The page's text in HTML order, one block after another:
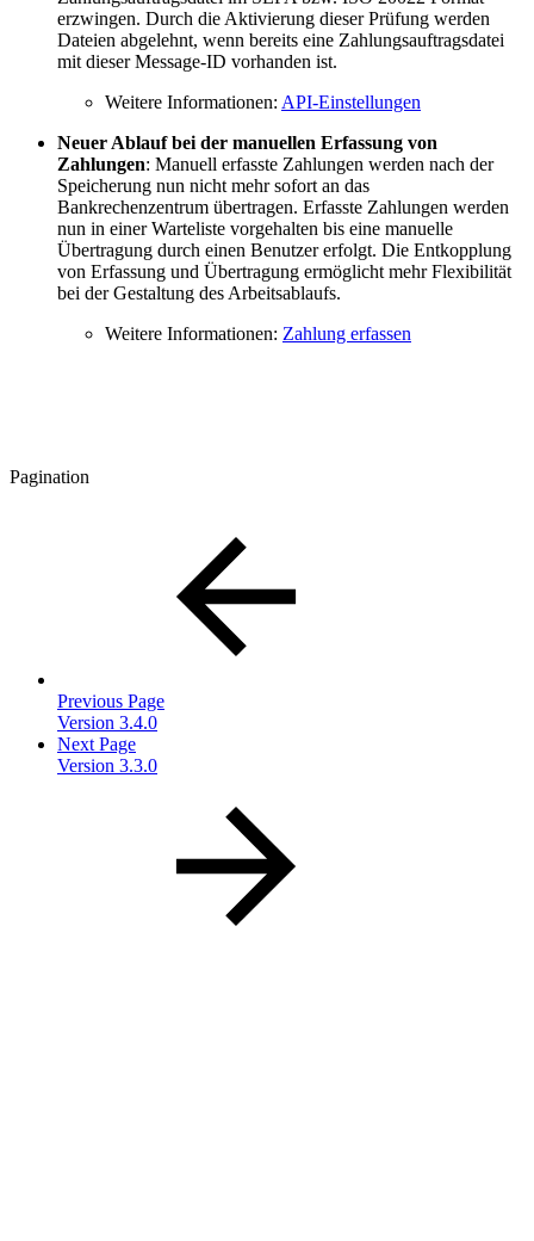
erzwingen. Durch die Aktivierung dieser Prüfung werden
Dateien abgelehnt, wenn bereits eine Zahlungsauftragsdatei
mit dieser Message-ID vorhanden ist.
Weitere Informationen: API-Einstellungen
Neuer Ablauf bei der manuellen Erfassung von
Zahlungen: Manuell erfasste Zahlungen werden nach der
Speicherung nun nicht mehr sofort an das
Bankrechenzentrum übertragen. Erfasste Zahlungen werden
nun in einer Warteliste vorgehalten bis eine manuelle
Übertragung durch einen Benutzer erfolgt. Die Entkopplung
von Erfassung und Übertragung ermöglicht mehr Flexibilität
bei der Gestaltung des Arbeitsablaufs.
Weitere Informationen: Zahlung erfassen
Pagination
Previous Page
Version 3.4.0
Next Page
Version 3.3.0